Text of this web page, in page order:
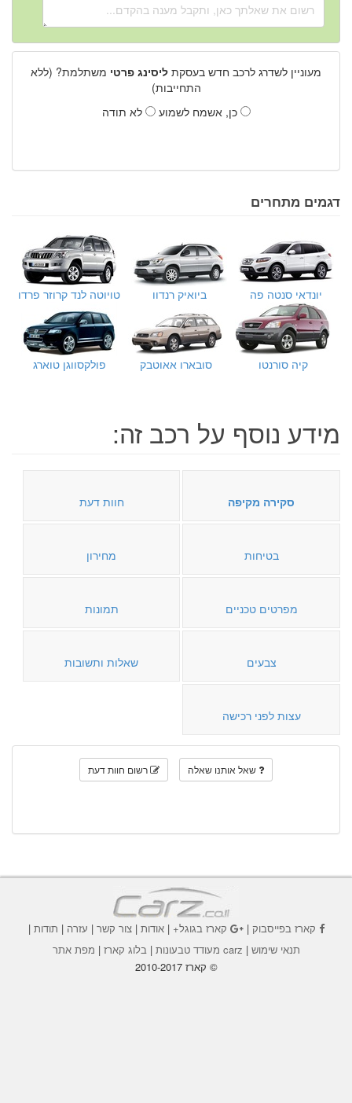
מעוניין לשדרג לרכב חדש בעסקת ליסינג פרטי משתלמת? (ללא
התחייבות)
כן, אשמח לשמוע
לא תודה
דגמים מתחרים
יונדאי סנטה פה ביואיק רנדוו טויוטה לנד קרוזר פרדו
קיה סורנטו סובארו אאוטבק פולקסווגן טוארג
מידע נוסף על רכב זה:
סקירה מקיפה חוות דעת
בטיחות מחירון
מפרטים טכניים תמונות
צבעים שאלות ותשובות
עצות לפני רכישה
שאל אותנו שאלה רשום חוות דעת
קארז בפייסבוק| קארז בגוגל+|אודות |צור קשר | עזרה | תודות |
תנאי שימוש | carz מעודד טבעונות | בלוג קארז | מפת אתר
© קארז 2010-2017